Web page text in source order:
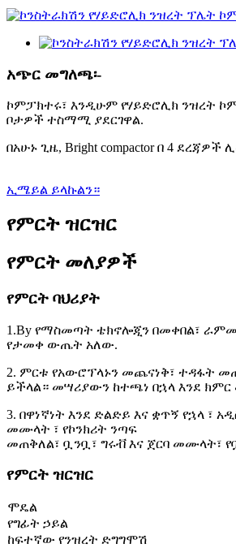
አጭር መግለጫ፡-
ኮምፓክተሩ፣ እንዲሁም የሃይድሮሊክ ንዝረት
ቦታዎች ተስማሚ ያደርገዋል.
በአሁኑ ጊዜ, Bright compactor በ 4
ኢሜይል ይላኩልን።
የምርት ዝርዝር
የምርት መለያዎች
የምርት ባህሪያት
1.By የማስመጣት ቴክኖሎጂን በመቀበል፣
የታመቀ ውጤት አለው.
2. ምርቱ የአውሮፕላኑን መጨናነቅ፣ ተዳፋት
ይችላል። መሣሪያውን ከተጫነ በኋላ እንደ
3. በዋነኛነት እንደ ድልድይ እና ቋጥኝ የኋላ ፣
መሙላት ፣ የኮንክሪት ንጣፍ
መጠቅለል፣ ቧንቧ፣ ግሩቭ እና ጀርባ መሙላት፣
የምርት ዝርዝር
ሞዴል
የግፊት ኃይል
ከፍተኛው የንዝረት ድግግሞሽ